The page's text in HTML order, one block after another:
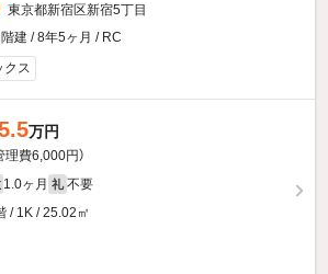
東京都新宿区新宿5丁目
建 / 8年5ヶ月 / RC
クス
万円
理費6,000円）
1.0ヶ月 礼 不要
/ 1K / 25.02㎡